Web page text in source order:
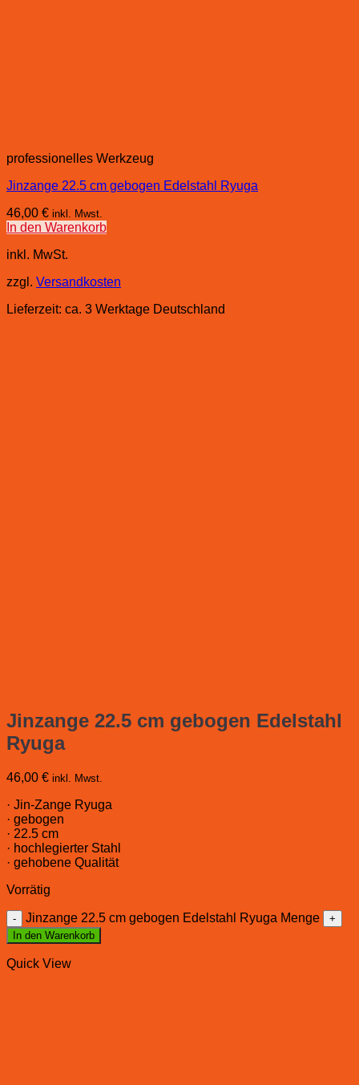
professionelles Werkzeug
Jinzange 22.5 cm gebogen Edelstahl Ryuga
46,00 € inkl. Mwst.
In den Warenkorb
inkl. MwSt.
zzgl. Versandkosten
Lieferzeit: ca. 3 Werktage Deutschland
Jinzange 22.5 cm gebogen Edelstahl
Ryuga
46,00 € inkl. Mwst.
· Jin-Zange Ryuga
· gebogen
· 22.5 cm
· hochlegierter Stahl
· gehobene Qualität
Vorrätig
Jinzange 22.5 cm gebogen Edelstahl Ryuga Menge
In den Warenkorb
Quick View